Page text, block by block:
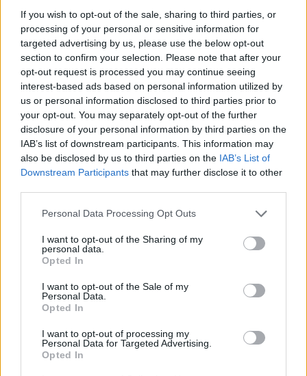
If you wish to opt-out of the sale, sharing to third parties, or
processing of your personal or sensitive information for
targeted advertising by us, please use the below opt-out
section to confirm your selection. Please note that after your
opt-out request is processed you may continue seeing
interest-based ads based on personal information utilized by
us or personal information disclosed to third parties prior to
your opt-out. You may separately opt-out of the further
disclosure of your personal information by third parties on the
IAB’s list of downstream participants. This information may
also be disclosed by us to third parties on the IAB’s List of
Downstream Participants that may further disclose it to other
Please note that this website/app uses one or more Google
not limited to your visit or usage behaviour. You may click to
grant or deny consent to Google and its third-party tags to
use your data for below specified purposes in below Google
consent section.
Personal Data Processing Opt Outs
I want to opt-out of the Sharing of my
personal data.
Opted In
I want to opt-out of the Sale of my
Personal Data.
Opted In
I want to opt-out of processing my
Personal Data for Targeted Advertising.
Opted In
La macchina usata più affidabile: un investimento che esige
ponderazione
NEWS